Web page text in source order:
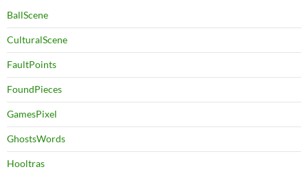
BallScene
CulturalScene
FaultPoints
FoundPieces
GamesPixel
GhostsWords
Hooltras